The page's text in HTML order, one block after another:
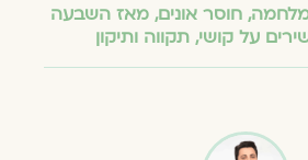
,חוסר אונים,מאז השבעה
על קושי,תקווה ותיקון